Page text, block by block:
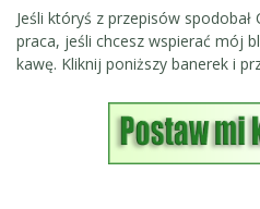
Jeśli któryś z przepisów
praca, jeśli chcesz wspierać mój
kawę. Kliknij poniższy banerek i